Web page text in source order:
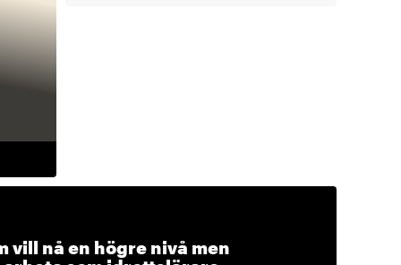
vill nå en högre nivå men